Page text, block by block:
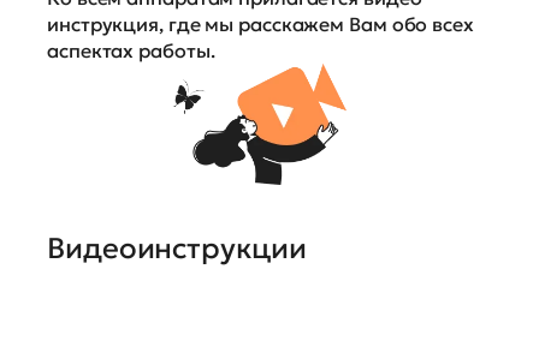
инструкция, где мы расскажем Вам обо всех
аспектах работы.
Видеоинструкции